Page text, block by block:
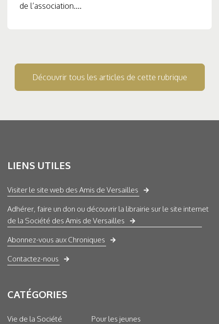
de l’association....
Découvrir tous les articles de cette rubrique
LIENS UTILES
Visiter le site web des Amis de Versailles
Adhérer, faire un don ou découvrir la librairie sur le site internet
de la Société des Amis de Versailles
Abonnez-vous aux Chroniques
Contactez-nous
CATÉGORIES
Vie de la Société
Pour les jeunes